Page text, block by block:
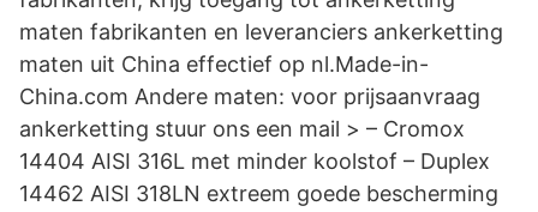
maten fabrikanten en leveranciers ankerketting
maten uit China effectief op nl.Made-in-
China.com Andere maten: voor prijsaanvraag
ankerketting stuur ons een mail > – Cromox
14404 AISI 316L met minder koolstof – Duplex
14462 AISI 318LN extreem goede bescherming